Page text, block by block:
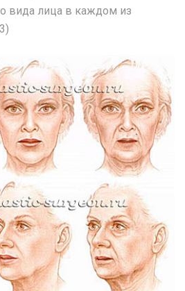
вида лица в каждом из